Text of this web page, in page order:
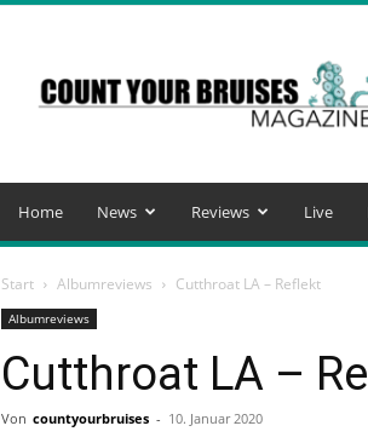
Your
Bruises
Magazine
Home News Reviews Live
Start Albumreviews Cutthroat LA – Reflekt
Albumreviews
Cutthroat LA –
Von countyourbruises - 10. Januar 2020